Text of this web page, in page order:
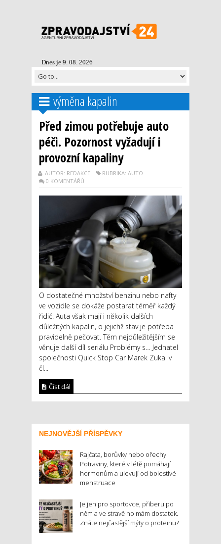
Dnes je 9. 08. 2026
výměna kapalin
Před zimou potřebuje auto
péči. Pozornost vyžadují i
provozní kapaliny
AUTOR: REDAKCE
RUBRIKA: AUTO
0 KOMENTÁŘŮ
O dostatečné množství benzinu nebo nafty
ve vozidle se dokáže postarat téměř každý
řidič. Auta však mají i několik dalších
důležitých kapalin, o jejichž stav je potřeba
pravidelně pečovat. Těm nejdůležitějším se
věnuje další díl seriálu Problémy s… Jednatel
společnosti Quick Stop Car Marek Zukal v
čl...
Číst dál
NEJNOVĚJŠÍ PŘÍSPĚVKY
Rajčata, borůvky nebo ořechy.
Potraviny, které v létě pomáhají
hormonům a ulevují od bolestivé
menstruace
Je jen pro sportovce, přiberu po
něm a ve stravě ho mám dostatek.
Znáte nejčastější mýty o proteinu?